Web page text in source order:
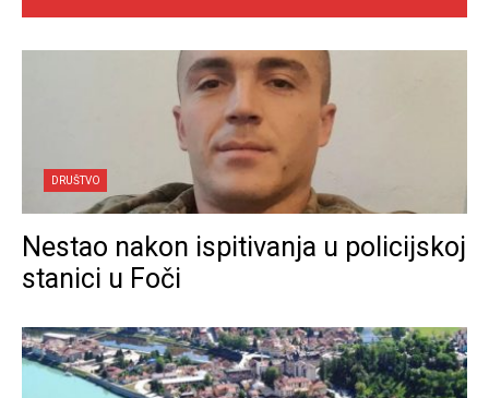
DRUŠTVO
Nestao nakon ispitivanja u policijskoj
stanici u Foči